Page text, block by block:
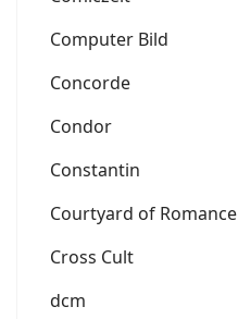
Computer Bild
Concorde
Condor
Constantin
Courtyard of Romance
Cross Cult
dcm